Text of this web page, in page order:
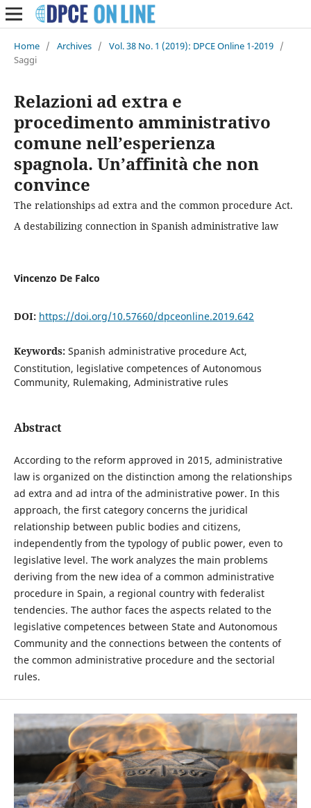
Home / Archives / Vol. 38 No. 1 (2019): DPCE Online 1-2019 /
Saggi
Relazioni ad extra e
procedimento amministrativo
comune nell’esperienza
spagnola. Un’affinità che non
convince
The relationships ad extra and the common procedure Act.
A destabilizing connection in Spanish administrative law
Vincenzo De Falco
DOI: https://doi.org/10.57660/dpceonline.2019.642
Keywords: Spanish administrative procedure Act,
Constitution, legislative competences of Autonomous
Community, Rulemaking, Administrative rules
Abstract
According to the reform approved in 2015, administrative
law is organized on the distinction among the relationships
ad extra and ad intra of the administrative power. In this
approach, the first category concerns the juridical
relationship between public bodies and citizens,
independently from the typology of public power, even to
legislative level. The work analyzes the main problems
deriving from the new idea of a common administrative
procedure in Spain, a regional country with federalist
tendencies. The author faces the aspects related to the
legislative competences between State and Autonomous
Community and the connections between the contents of
the common administrative procedure and the sectorial
rules.